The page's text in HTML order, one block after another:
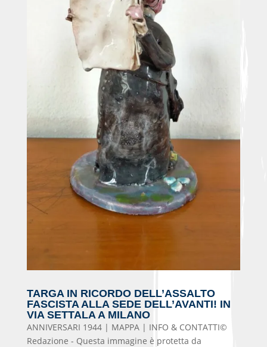
TARGA IN RICORDO DELL’ASSALTO
FASCISTA ALLA SEDE DELL’AVANTI! IN
VIA SETTALA A MILANO
ANNIVERSARI 1944 | MAPPA | INFO & CONTATTI©
Redazione - Questa immagine è protetta da